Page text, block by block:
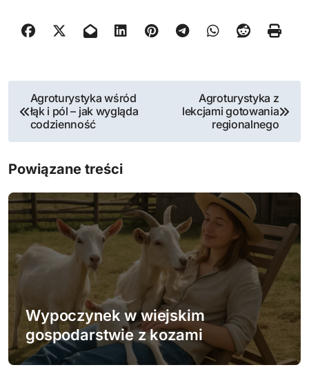
w
i
g
a
c
a
w
Agroturystyka wśród
łąk i pól – jak wygląda
codzienność
Agroturystyka z
lekcjami gotowania
regionalnego
Powiązane treści
Wypoczynek w wiejskim
gospodarstwie z kozami